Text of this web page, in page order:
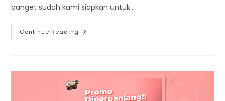
banget sudah kami siapkan untuk…
Continue Reading Bisa
Aqiqah
Dapat
Promo
Yang
Greget!